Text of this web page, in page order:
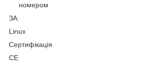
номером
ЗА:
Linux
Сертифікація
CE